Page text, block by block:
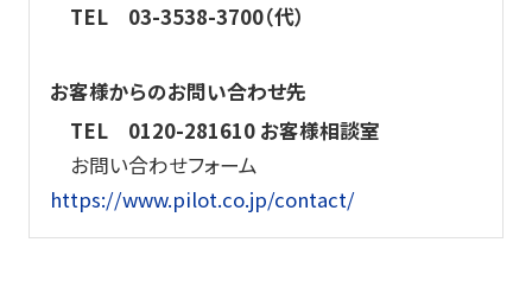
TEL03-3538-3700（代）
お客様からのお問い合わせ先
TEL0120-281610 お客様相談室
お問い合わせフォーム
https://www.pilot.co.jp/contact/